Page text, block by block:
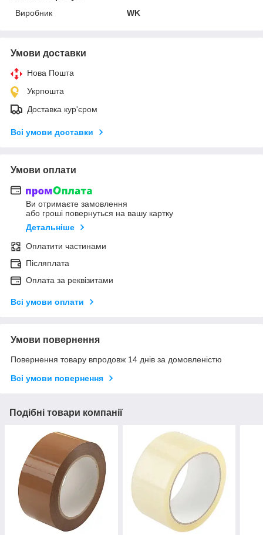
Виробник
WK
Умови доставки
Нова Пошта
Укрпошта
Доставка кур'єром
Всі умови доставки
Умови оплати
Ви отримаєте замовлення
або гроші повернуться на вашу картку
Детальніше
Оплатити частинами
Післяплата
Оплата за реквізитами
Всі умови оплати
Умови повернення
Повернення товару впродовж 14 днів за домовленістю
Всі умови повернення
Подібні товари компанії